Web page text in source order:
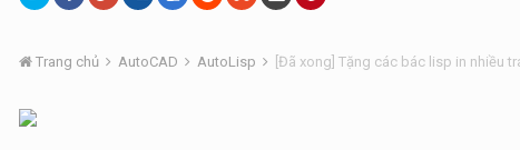
Trang chủ AutoCAD AutoLisp [Đã xong] Tặng các bác lisp in nhiều